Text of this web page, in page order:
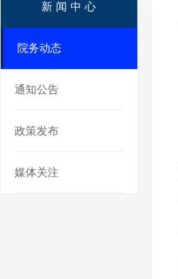
新闻中心
院务动态
通知公告
政策发布
媒体关注